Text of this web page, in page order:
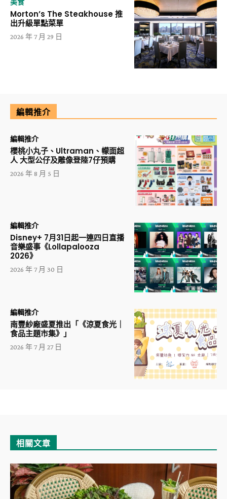
美食
Morton’s The Steakhouse 推
出升級單點菜單
2026 年 7 月 29 日
編輯推介
編輯推介
櫻桃小丸子、Ultraman、幪面超
人 大型公仔及雕像登陸7仔預購
2026 年 8 月 5 日
編輯推介
Disney+ 7月31日起一連四日直播
音樂盛事《Lollapalooza
2026》
2026 年 7 月 30 日
編輯推介
南豐紗廠盛夏推出「《涼夏食光｜
食品主題市集》」
2026 年 7 月 27 日
相關文章